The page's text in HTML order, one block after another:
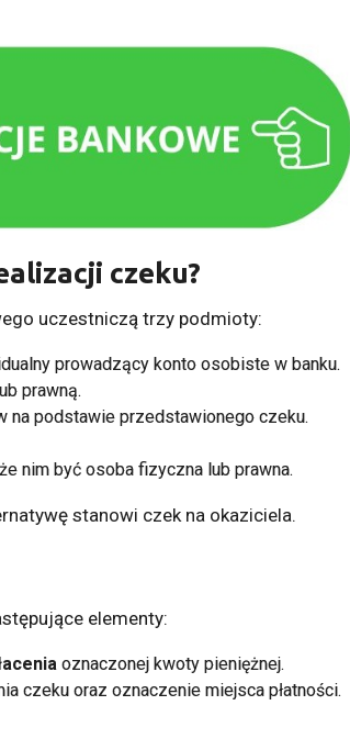
czeku?
uczestniczą trzy podmioty:
prowadzący konto osobiste w banku.
prawną.
na podstawie przedstawionego czeku.
nim być osoba fizyczna lub prawna.
stanowi czek na okaziciela.
elementy:
oznaczonej kwoty pieniężnej.
czeku oraz oznaczenie miejsca płatności.